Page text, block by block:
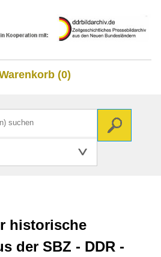
(0)
historische
der SBZ - DDR -